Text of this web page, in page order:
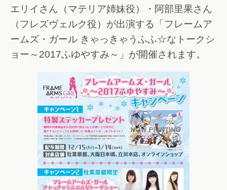
エリイさん（マテリア姉妹役）・阿部里果さん
（フレズヴェルク役）が出演する「フレームア
ームズ・ガール きゃっきゃうふふ☆なトークシ
ョー～2017ふゆやすみ～」が開催されます。